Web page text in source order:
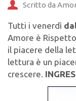
Scritto da
Tutti i venerdì
Amore è
il piacere della
lettura è un
crescere.